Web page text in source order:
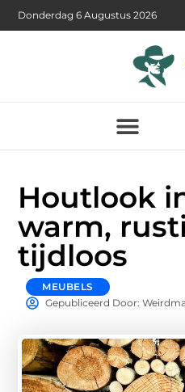
Donderdag 6 Augustus 2026
Houtlook
warm,
tijdloos
MEUBELS
Gepubliceerd Door: